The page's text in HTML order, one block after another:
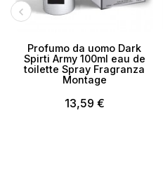
Profumo da uomo Dark
Spirti Army 100ml eau de
toilette Spray Fragranza
Montage
13,59 €